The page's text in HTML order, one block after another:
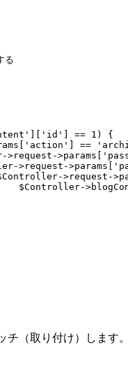
る
チ（取り付け）します。